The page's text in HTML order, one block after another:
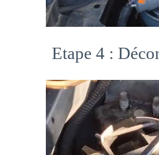
Etape 4 :